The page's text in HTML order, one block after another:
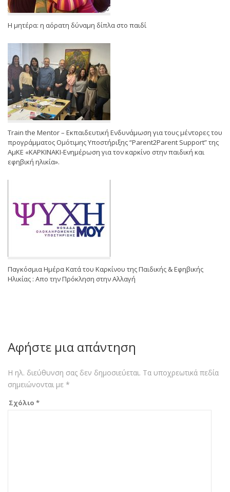
Η μητέρα: η αόρατη δύναμη δίπλα στο παιδί
Train the Mentor – Εκπαιδευτική Ενδυνάμωση για τους μέντορες του
προγράμματος Ομότιμης Υποστήριξης “Parent2Parent Support” της
ΑμΚΕ «ΚΑΡΚΙΝΑΚΙ-Ενημέρωση για τον καρκίνο στην παιδική και
εφηβική ηλικία».
Παγκόσμια Ημέρα Κατά του Καρκίνου της Παιδικής & Εφηβικής
Ηλικίας : Απο την Πρόκληση στην Αλλαγή
Αφήστε μια απάντηση
Η ηλ. διεύθυνση σας δεν δημοσιεύεται. Τα υποχρεωτικά πεδία
σημειώνονται με *
Σχόλιο *